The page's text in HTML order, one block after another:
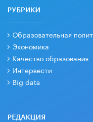
РУБРИКИ
Образовательная
Экономика
Качество образования
Интервести
Big data
РЕДАКЦИЯ